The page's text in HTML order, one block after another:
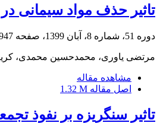
تاثیر حذف مواد سیمانی
دوره 51، شماره 8، آبان 1399، صفحه 1958
مرتضی یاوری، محمدحسین محمدی،
مشاهده مقاله
اصل مقاله 1.32 M
تاثیر سنگریزه بر نفوذ